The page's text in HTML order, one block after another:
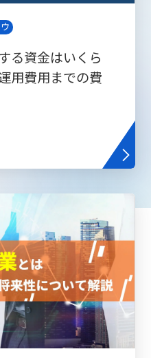
る資金はいくら
用費用までの費